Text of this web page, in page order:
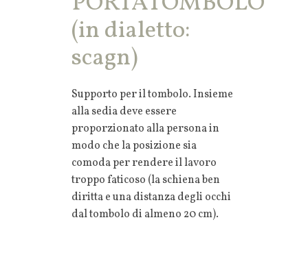
(in dialetto:
scagn)
Supporto per il tombolo. Insieme
alla sedia deve essere
proporzionato alla persona in
modo che la posizione sia
comoda per rendere il lavoro
troppo faticoso (la schiena ben
diritta e una distanza degli occhi
dal tombolo di almeno 20 cm).